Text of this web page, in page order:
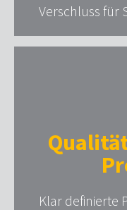
Verschluss für
Klar definierte